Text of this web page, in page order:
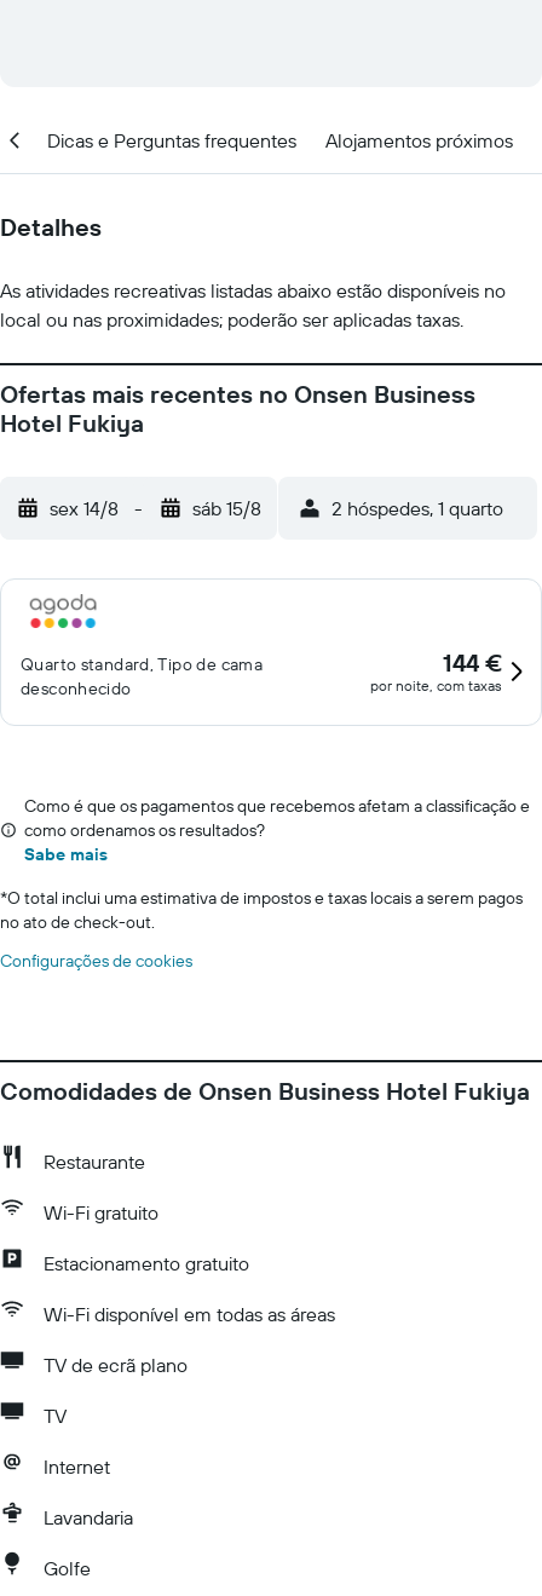
Dicas e Perguntas frequentes Alojamentos próximos
Detalhes
As atividades recreativas listadas abaixo estão disponíveis no
local ou nas proximidades; poderão ser aplicadas taxas.
Ofertas mais recentes no Onsen Business
Hotel Fukiya
sex 14/8 - sáb 15/8 2 hóspedes, 1 quarto
Quarto standard, Tipo de cama
desconhecido
144 €
por noite, com taxas
Como é que os pagamentos que recebemos afetam a classificação e
como ordenamos os resultados?
Sabe mais
*O total inclui uma estimativa de impostos e taxas locais a serem pagos
no ato de check-out.
Configurações de cookies
Comodidades de Onsen Business Hotel Fukiya
Restaurante
Wi-Fi gratuito
Estacionamento gratuito
Wi-Fi disponível em todas as áreas
TV de ecrã plano
TV
Internet
Lavandaria
Golfe